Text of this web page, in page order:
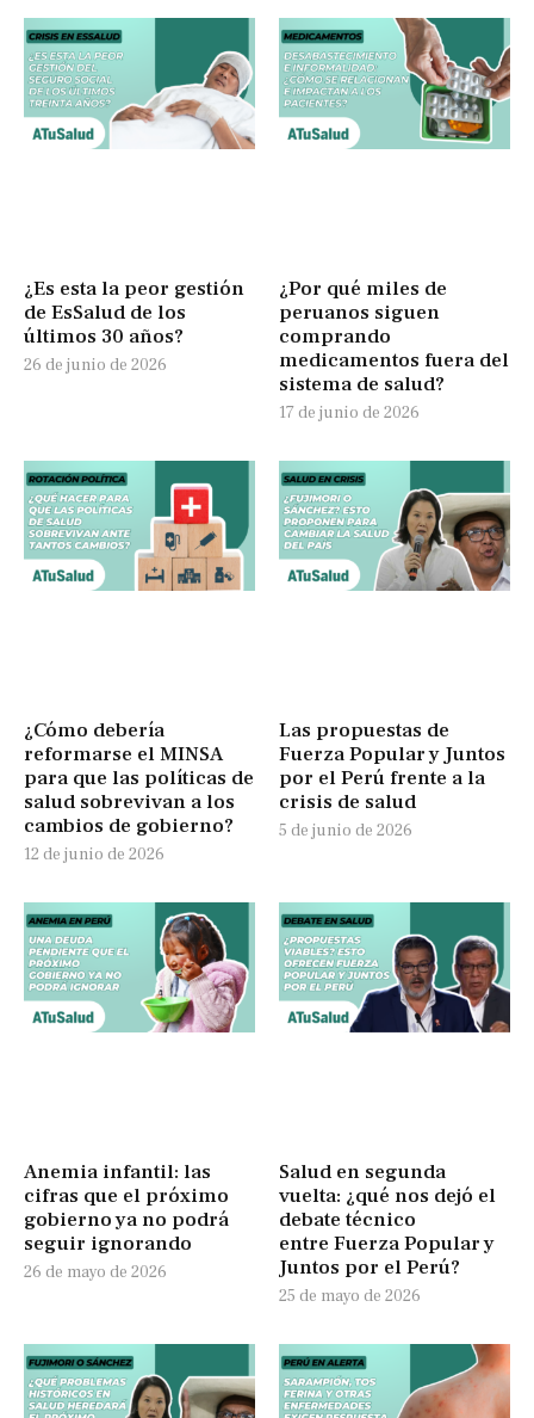
¿Es esta la peor gestión
de EsSalud de los
últimos 30 años?
26 de junio de 2026
¿Por qué miles de
peruanos siguen
comprando
medicamentos fuera del
sistema de salud?
17 de junio de 2026
¿Cómo debería
reformarse el MINSA
para que las políticas de
salud sobrevivan a los
cambios de gobierno?
12 de junio de 2026
Las propuestas de
Fuerza Popular y Juntos
por el Perú frente a la
crisis de salud
5 de junio de 2026
Anemia infantil: las
cifras que el próximo
gobierno ya no podrá
seguir ignorando
26 de mayo de 2026
Salud en segunda
vuelta: ¿qué nos dejó el
debate técnico
entre Fuerza Popular y
Juntos por el Perú?
25 de mayo de 2026